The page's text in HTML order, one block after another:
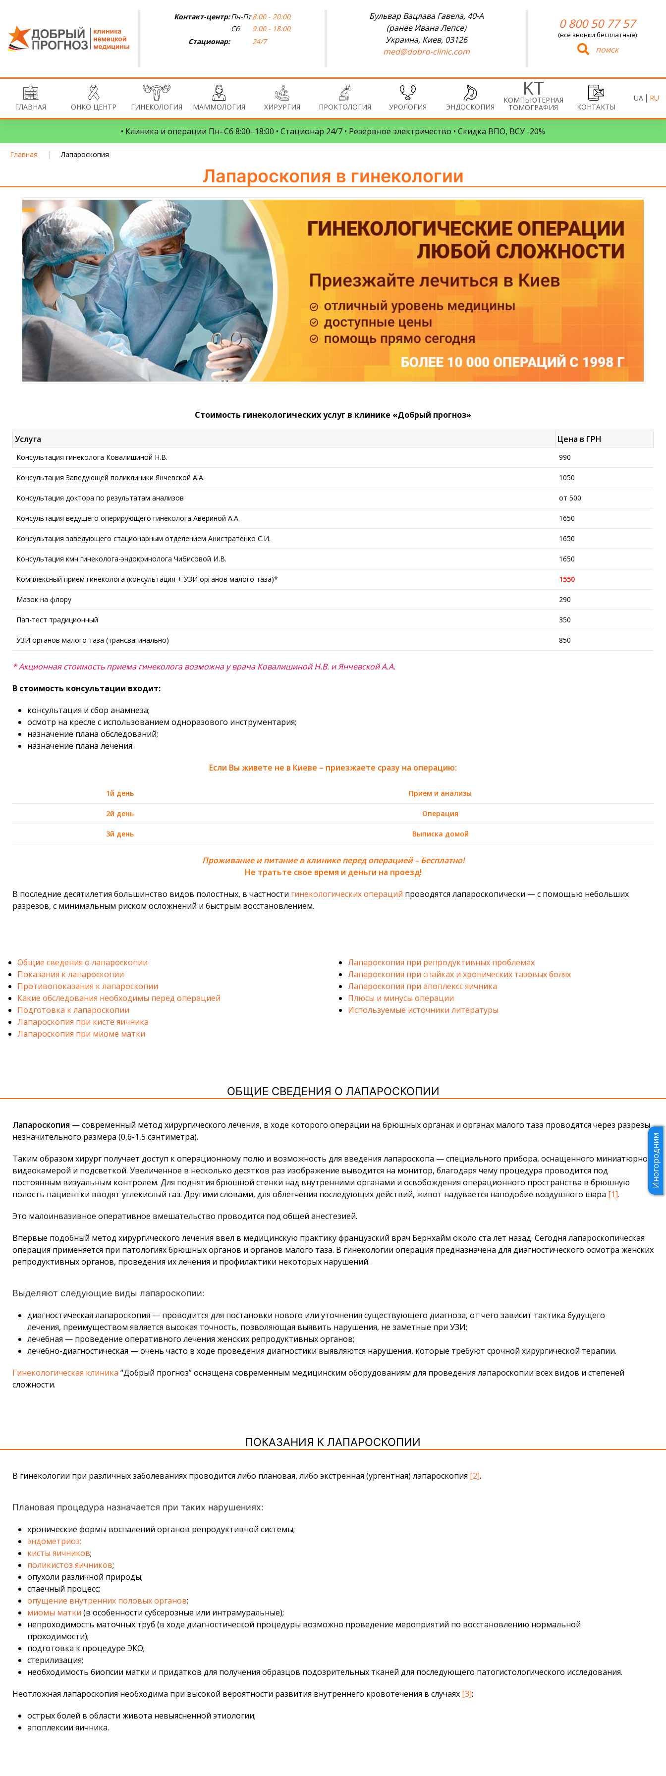
Контакт-центр:Пн-Пт
Сб
8:00 - 20:00
9:00 - 18:00
Стационар:
24/7
Бульвар Вацлава Гавела, 40-А
(ранее Ивана Лепсе)
Украина, Киев, 03126
med@dobro-clinic.com
0 800 50 77 57
(все звонки бесплатные)
поиск
ГЛАВНАЯ ОНКО ЦЕНТР ГИНЕКОЛОГИЯ МАММОЛОГИЯ ХИРУРГИЯ ПРОКТОЛОГИЯ УРОЛОГИЯ ЭНДОСКОПИЯ
КОМПЬЮТЕРНАЯ
ТОМОГРАФИЯ КОНТАКТЫ
UA RU
• Клиника и операции Пн–Сб 8:00–18:00 • Стационар 24/7 • Резервное электричество • Скидка ВПО, ВСУ -20%
Главная | Лапароскопия
Лапароскопия в гинекологии
Стоимость гинекологических услуг в клинике «Добрый прогноз»
Услуга Цена в ГРН
Консультация гинеколога Ковалишиной Н.В. 990
Консультация Заведующей поликлиники Янчевской А.А. 1050
Консультация доктора по результатам анализов от 500
Консультация ведущего оперирующего гинеколога Авериной А.А. 1650
Консультация заведующего стационарным отделением Анистратенко С.И. 1650
Консультация кмн гинеколога-эндокринолога Чибисовой И.В. 1650
Комплексный прием гинеколога (консультация + УЗИ органов малого таза)* 1550
Мазок на флору 290
Пап-тест традиционный 350
УЗИ органов малого таза (трансвагинально) 850
* Акционная стоимость приема гинеколога возможна у врача Ковалишиной Н.В. и Янчевской А.А.
В стоимость конcультации входит:
консультация и сбор анамнеза;
осмотр на кресле с использованием одноразового инструментария;
назначение плана обследований;
назначение плана лечения.
Если Вы живете не в Киеве – приезжаете сразу на операцию:
1й день Прием и анализы
2й день Операция
3й день Выписка домой
Проживание и питание в клинике перед операцией – Бесплатно!
Не тратьте свое время и деньги на проезд!
В последние десятилетия большинство видов полостных, в частности гинекологических операций проводятся лапароскопически — с помощью небольших
разрезов, с минимальным риском осложнений и быстрым восстановлением.
Общие сведения о лапароскопии
Показания к лапароскопии
Противопоказания к лапароскопии
Какие обследования необходимы перед операцией
Подготовка к лапароскопии
Лапароскопия при кисте яичника
Лапароскопия при миоме матки
Лапароскопия при репродуктивных проблемах
Лапароскопия при спайках и хронических тазовых болях
Лапароскопия при апоплексс яичника
Плюсы и минусы операции
Используемые источники литературы
ОБЩИЕ СВЕДЕНИЯ О ЛАПАРОСКОПИИ
Лапароскопия — современный метод хирургического лечения, в ходе которого операции на брюшных органах и органах малого таза проводятся через разрезы
незначительного размера (0,6-1,5 сантиметра).
Таким образом хирург получает доступ к операционному полю и возможность для введения лапароскопа — специального прибора, оснащенного миниатюрной
видеокамерой и подсветкой. Увеличенное в несколько десятков раз изображение выводится на монитор, благодаря чему процедура проводится под
постоянным визуальным контролем. Для поднятия брюшной стенки над внутренними органами и освобождения операционного пространства в брюшную
полость пациентки вводят углекислый газ. Другими словами, для облегчения последующих действий, живот надувается наподобие воздушного шара [1].
Это малоинвазивное оперативное вмешательство проводится под общей анестезией.
Впервые подобный метод хирургического лечения ввел в медицинскую практику французский врач Бернхайм около ста лет назад. Сегодня лапароскопическая
операция применяется при патологиях брюшных органов и органов малого таза. В гинекологии операция предназначена для диагностического осмотра женских
репродуктивных органов, проведения их лечения и профилактики некоторых нарушений.
Выделяют следующие виды лапароскопии:
диагностическая лапароскопия — проводится для постановки нового или уточнения существующего диагноза, от чего зависит тактика будущего
лечения, преимуществом является высокая точность, позволяющая выявить нарушения, не заметные при УЗИ;
лечебная — проведение оперативного лечения женских репродуктивных органов;
лечебно-диагностическая — очень часто в ходе проведения диагностики выявляются нарушения, которые требуют срочной хирургической терапии.
Гинекологическая клиника “Добрый прогноз” оснащена современным медицинским оборудованиям для проведения лапароскопии всех видов и степеней
сложности.
ПОКАЗАНИЯ К ЛАПАРОСКОПИИ
В гинекологии при различных заболеваниях проводится либо плановая, либо экстренная (ургентная) лапароскопия [2].
Плановая процедура назначается при таких нарушениях:
хронические формы воспалений органов репродуктивной системы;
эндометриоз;
кисты яичников;
поликистоз яичников;
опухоли различной природы;
спаечный процесс;
опущение внутренних половых органов;
миомы матки (в особенности субсерозные или интрамуральные);
непроходимость маточных труб (в ходе диагностической процедуры возможно проведение мероприятий по восстановлению нормальной
проходимости);
подготовка к процедуре ЭКО;
стерилизация;
необходимость биопсии матки и придатков для получения образцов подозрительных тканей для последующего патогистологического исследования.
Неотложная лапароскопия необходима при высокой вероятности развития внутреннего кровотечения в случаях [3]:
острых болей в области живота невыясненной этиологии;
апоплексии яичника.
Иногородним